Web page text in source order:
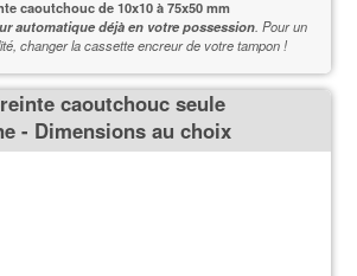
caoutchouc de10x10 à 75x50 mm
automatique déjà en votre possession. Pour un
changer la cassette encreur de votre tampon !
caoutchouc seule
- Dimensions au choix